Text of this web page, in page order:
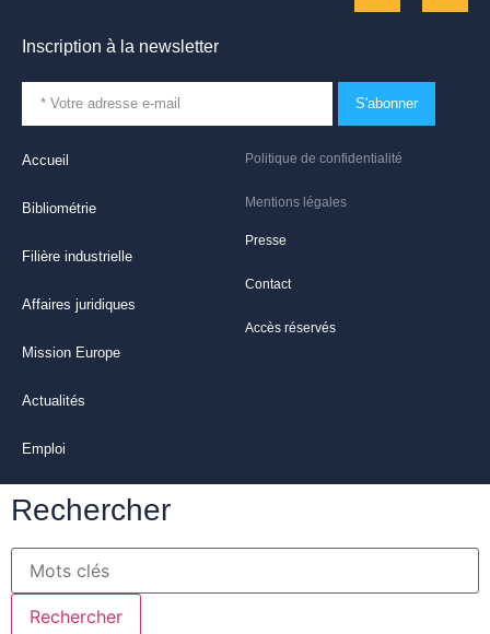
Politique de confidentialité
Mentions légales
Presse
Contact
Accès réservés
Accueil
Bibliométrie
Filière industrielle
Affaires juridiques
Mission Europe
Actualités
Emploi
Inscription à la newsletter
S'abonner
Rechercher
Rechercher